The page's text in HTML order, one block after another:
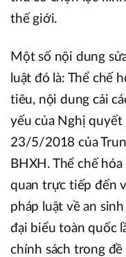
thế giới.
Một số nội dung
luật đó là: Thể chế
tiêu, nội dung cải
yếu của Nghị
23/5/2018 của
BHXH. Thể chế
quan trực tiếp đến
pháp luật về an
đại biểu toàn quốc
chính sách trong